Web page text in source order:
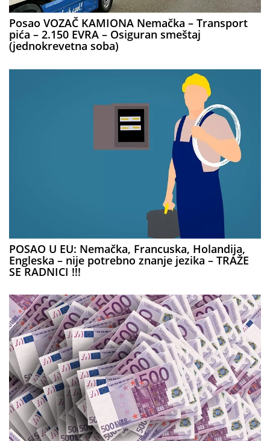
Posao VOZAČ KAMIONA Nemačka – Transport
pića – 2.150 EVRA – Osiguran smeštaj
(jednokrevetna soba)
POSAO U EU: Nemačka, Francuska, Holandija,
Engleska – nije potrebno znanje jezika – TRAŽE
SE RADNICI !!!